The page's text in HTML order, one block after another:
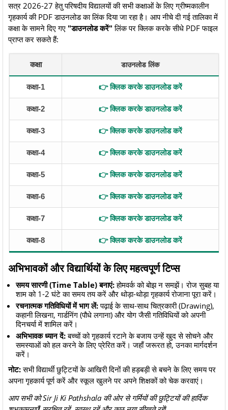
​सत्र 2026-27 हेतु परिषदीय विद्यालयों की सभी कक्षाओं के लिए ग्रीष्मकालीन
गृहकार्य की PDF डाउनलोड का लिंक दिया जा रहा है। आप नीचे दी गई तालिका में
कक्षा के सामने दिए गए "डाउनलोड करें" लिंक पर क्लिक करके सीधे PDF फाइल
प्राप्त कर सकते हैं:
कक्षा डाउनलोड लिंक
कक्षा-1 👉 क्लिक करके डाउनलोड करें
कक्षा-2 👉 क्लिक करके डाउनलोड करें
कक्षा-3 👉 क्लिक करके डाउनलोड करें
कक्षा-4 👉 क्लिक करके डाउनलोड करें
कक्षा-5 👉 क्लिक करके डाउनलोड करें
कक्षा-6 👉 क्लिक करके डाउनलोड करें
कक्षा-7 👉 क्लिक करके डाउनलोड करें
कक्षा-8 👉 क्लिक करके डाउनलोड करें
अभिभावकों और विद्यार्थियों के लिए महत्वपूर्ण टिप्स
समय सारणी (Time Table) बनाएं:होमवर्क को बोझ न समझें। रोज सुबह या
शाम को 1-2 घंटे का समय तय करें और थोड़ा-थोड़ा गृहकार्य रोजाना पूरा करें।
रचनात्मक गतिविधियों में भाग लें:पढ़ाई के साथ-साथ चित्रकारी (Drawing),
कहानी लिखना, गार्डनिंग (पौधे लगाना) और योग जैसी गतिविधियों को अपनी
दिनचर्या में शामिल करें।
अभिभावक ध्यान दें:बच्चों को गृहकार्य रटाने के बजाय उन्हें खुद से सोचने और
समस्याओं को हल करने के लिए प्रेरित करें। जहाँ जरूरत हो, उनका मार्गदर्शन
करें।
नोट:सभी विद्यार्थी छुट्टियों के आखिरी दिनों की हड़बड़ी से बचने के लिए समय पर
अपना गृहकार्य पूर्ण करें और स्कूल खुलने पर अपने शिक्षकों को चेक करवाएं।
आप सभी को Sir Ji Ki Pathshala की ओर से गर्मियों की छुट्टियों की हार्दिक